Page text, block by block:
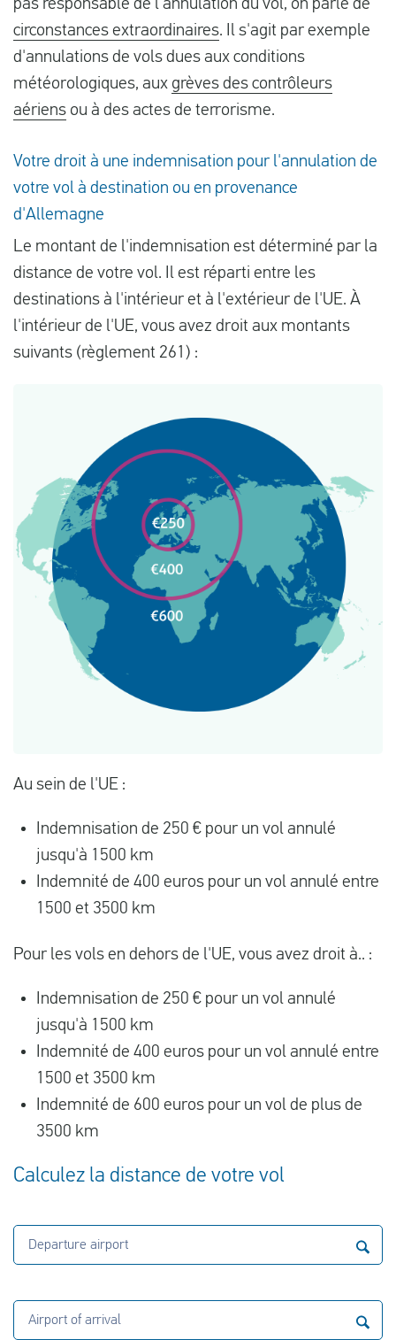
pas responsable de l'annulation du vol, on parle de
circonstances extraordinaires. Il s'agit par exemple
d'annulations de vols dues aux conditions
météorologiques, aux grèves des contrôleurs
aériens ou à des actes de terrorisme.
Votre droit à une indemnisation pour l'annulation de
votre vol à destination ou en provenance
d'Allemagne
Le montant de l'indemnisation est déterminé par la
distance de votre vol. Il est réparti entre les
destinations à l'intérieur et à l'extérieur de l'UE. À
l'intérieur de l'UE, vous avez droit aux montants
suivants (règlement 261) :
Au sein de l'UE :
Indemnisation de 250 € pour un vol annulé
jusqu'à 1500 km
Indemnité de 400 euros pour un vol annulé entre
1500 et 3500 km
Pour les vols en dehors de l'UE, vous avez droit à.. :
Indemnisation de 250 € pour un vol annulé
jusqu'à 1500 km
Indemnité de 400 euros pour un vol annulé entre
1500 et 3500 km
Indemnité de 600 euros pour un vol de plus de
3500 km
Calculez la distance de votre vol
Departure airport
Airport of arrival